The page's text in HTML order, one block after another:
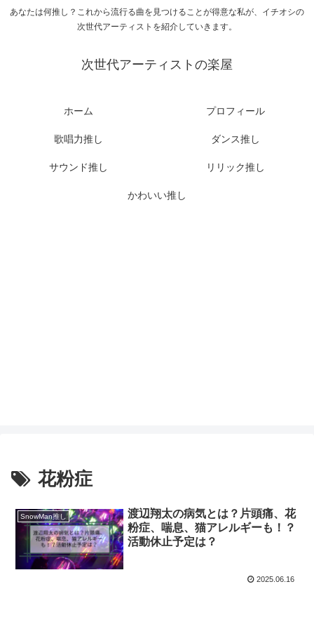
あなたは何推し？これから流行る曲を見つけることが得意な私が、イチオシの
次世代アーティストを紹介していきます。
次世代アーティストの楽屋
ホーム プロフィール
歌唱力推し ダンス推し
サウンド推し リリック推し
かわいい推し
花粉症
SnowMan推し
渡辺翔太の病気とは？片頭痛、花
粉症、喘息、猫アレルギーも！？
活動休止予定は？
2025.06.16